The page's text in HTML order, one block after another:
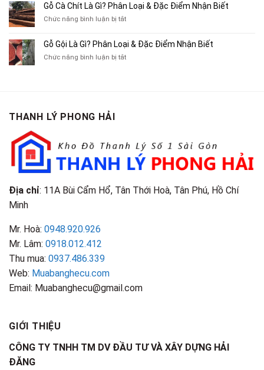
Cũ,
Xe
Cũ
TP.HCM
Sách
Tạp
Chí
Địa
Chỉ
Bán
Áo
Gỗ Cà Chít Là Gì? Phân Loại & Đặc Điểm Nhận Biết
Chức năng bình luận bị tắtở
Chít
Là
Gỗ Gội Là Gì? Phân Loại & Đặc Điểm Nhận Biết
Chức năng bình luận bị tắtở
Điểm
Nhận
Biết
THANH LÝ PHONG HẢI
Địa chỉ: 11A Bùi Cẩm Hổ, Tân Thới Hoà, Tân Phú, Hồ Chí
Minh
Mr. Hoà: 0948.920.926
Mr. Lâm: 0918.012.412
Thu mua: 0937.486.339
Web: Muabanghecu.com
Email: Muabanghecu@gmail.com
GIỚI THIỆU
CÔNG TY TNHH TM DV ĐẦU TƯ VÀ XÂY DỰNG HẢI
ĐĂNG